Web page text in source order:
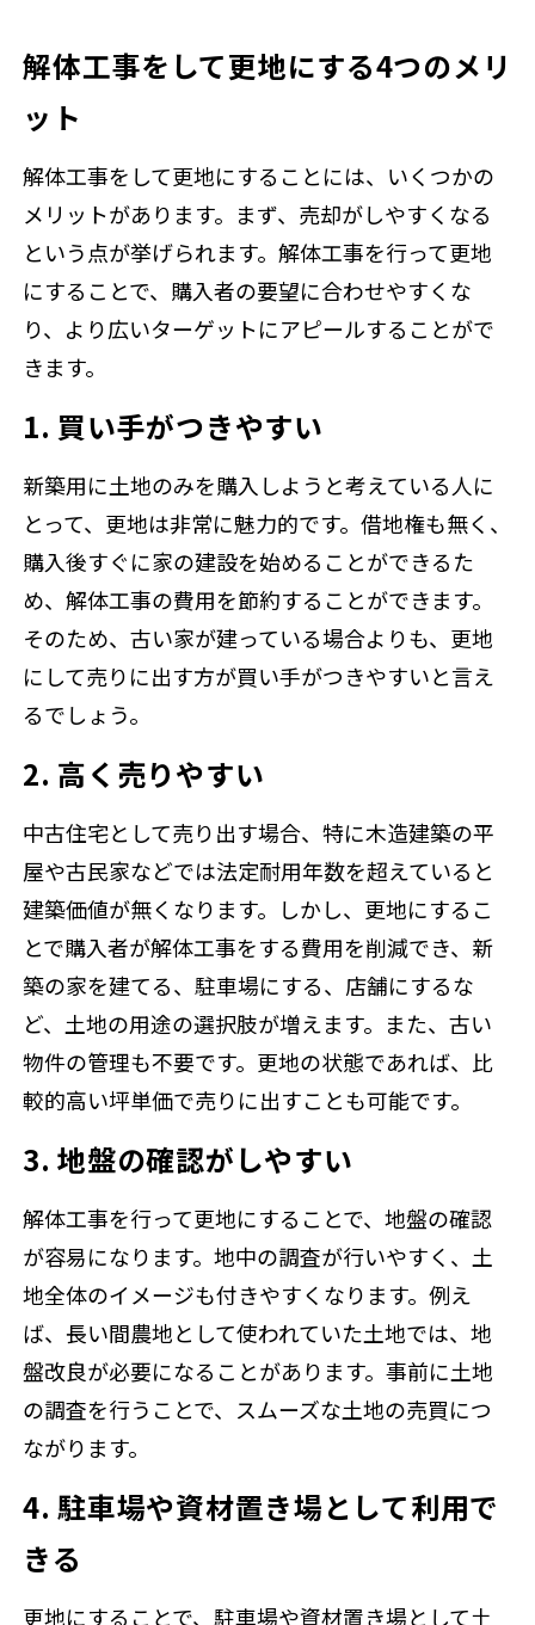
解体工事をして更地にする4つのメリ
ット
解体工事をして更地にすることには、いくつかの
メリットがあります。まず、売却がしやすくなる
という点が挙げられます。解体工事を行って更地
にすることで、購入者の要望に合わせやすくな
り、より広いターゲットにアピールすることがで
きます。
1. 買い手がつきやすい
新築用に土地のみを購入しようと考えている人に
とって、更地は非常に魅力的です。借地権も無く、
購入後すぐに家の建設を始めることができるた
め、解体工事の費用を節約することができます。
そのため、古い家が建っている場合よりも、更地
にして売りに出す方が買い手がつきやすいと言え
るでしょう。
2. 高く売りやすい
中古住宅として売り出す場合、特に木造建築の平
屋や古民家などでは法定耐用年数を超えていると
建築価値が無くなります。しかし、更地にするこ
とで購入者が解体工事をする費用を削減でき、新
築の家を建てる、駐車場にする、店舗にするな
ど、土地の用途の選択肢が増えます。また、古い
物件の管理も不要です。更地の状態であれば、比
較的高い坪単価で売りに出すことも可能です。
3. 地盤の確認がしやすい
解体工事を行って更地にすることで、地盤の確認
が容易になります。地中の調査が行いやすく、土
地全体のイメージも付きやすくなります。例え
ば、長い間農地として使われていた土地では、地
盤改良が必要になることがあります。事前に土地
の調査を行うことで、スムーズな土地の売買につ
ながります。
4. 駐車場や資材置き場として利用で
きる
更地にすることで、駐車場や資材置き場として土